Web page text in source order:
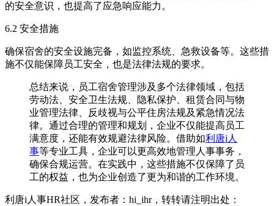
的安全意识，也提高了应急响应能力。
6.2 安全措施
确保宿舍的安全设施完备，如监控系统、急救设备等。这些措
施不仅能保障员工安全，也是法律法规的要求。
总结来说，员工宿舍管理涉及多个法律领域，包括
劳动法、安全卫生法规、隐私保护、租赁合同与物
业管理法律、反歧视与公平住房法规及紧急情况法
律。通过合理的管理和规划，企业不仅能提高员工
满意度，还能有效规避法律风险。借助如利唐i人
事等专业工具，企业可以更高效地管理人事事务，
确保合规运营。在实践中，这些措施不仅保障了员
工的权益，也为企业创造了更为和谐的工作环境。
利唐i人事HR社区，发布者：hi_ihr，转转请注明出处：